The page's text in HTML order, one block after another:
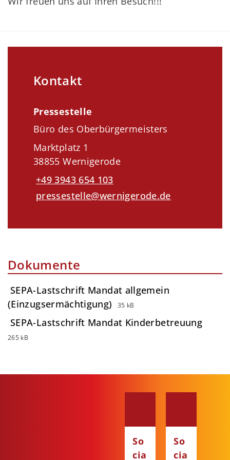
Kontakt
Pressestelle
Büro des Oberbürgermeisters
Marktplatz 1
38855 Wernigerode
+49 3943 654 103
pressestelle@wernigerode.de
Dokumente
SEPA-Lastschrift Mandat allgemein
(Einzugsermächtigung)
35 kB
SEPA-Lastschrift Mandat Kinderbetreuung
265 kB
So
cia
So
cia